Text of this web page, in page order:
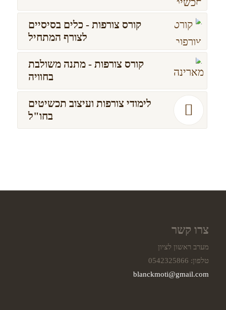
קורס צורפות - כלים בסיסיים
לצורף המתחיל
קורס צורפות - מתנה משולבת
בחוויה
לימודי צורפות ועיצוב תכשיטים
בחו"ל
צרו קשר
מערב ראשון לציון
טלפון: 0542325866
blanckmoti@gmail.com